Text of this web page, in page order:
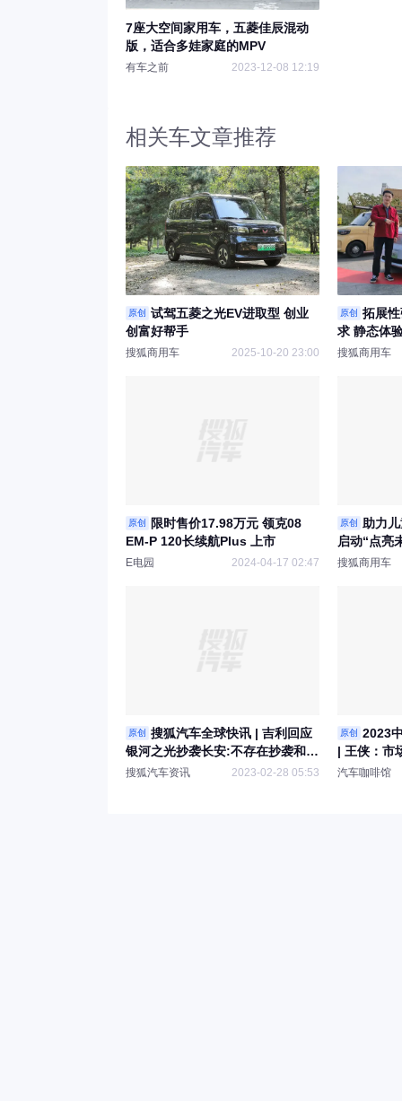
7座大空间家用车，五菱佳辰混动
版，适合多娃家庭的MPV
有车之前 2023-12-08 12:19
相关车文章推荐
原创
试驾五菱之光EV进取型 创业
创富好帮手
搜狐商用车 2025-10-20 23:00
原创
拓展
求 静态体
搜狐商用车
原创
限时售价17.98万元 领克08
EM-P 120长续航Plus 上市
E电园 2024-04-17 02:47
原创
助力
启动“点亮
搜狐商用车
原创
搜狐汽车全球快讯 | 吉利回应
银河之光抄袭长安:不存在抄袭和侵
犯他人知识产权
搜狐汽车资讯 2023-02-28 05:53
原创
2023
| 王侠：市
行业充满
汽车咖啡馆